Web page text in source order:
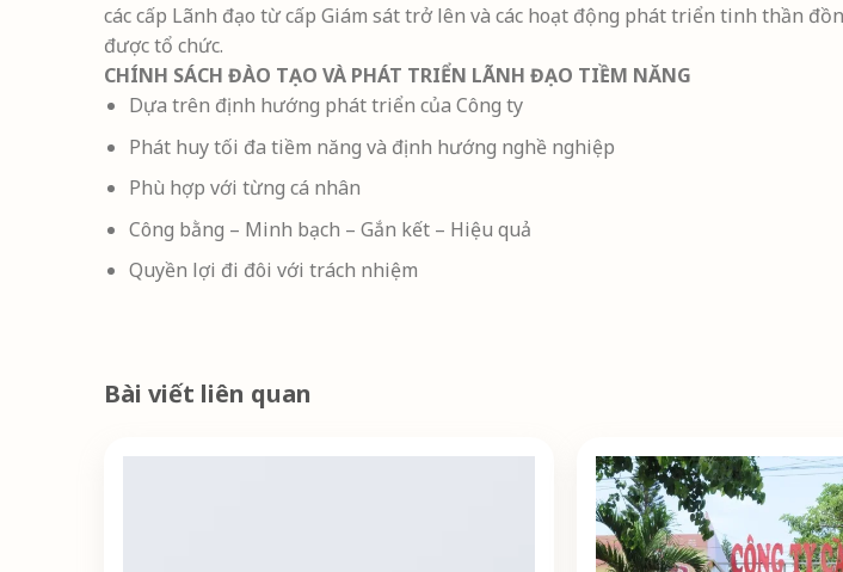
các cấp Lãnh đạo từ cấp Giám sát trở lên và các hoạt động phát triển tinh thần
được tổ chức.
CHÍNH SÁCH ĐÀO TẠO VÀ PHÁT TRIỂN LÃNH ĐẠO TIỀM NĂNG
Dựa trên định hướng phát triển của Công ty
Phát huy tối đa tiềm năng và định hướng nghề nghiệp
Phù hợp với từng cá nhân
Công bằng – Minh bạch – Gắn kết – Hiệu quả
Quyền lợi đi đôi với trách nhiệm
Bài viết liên quan